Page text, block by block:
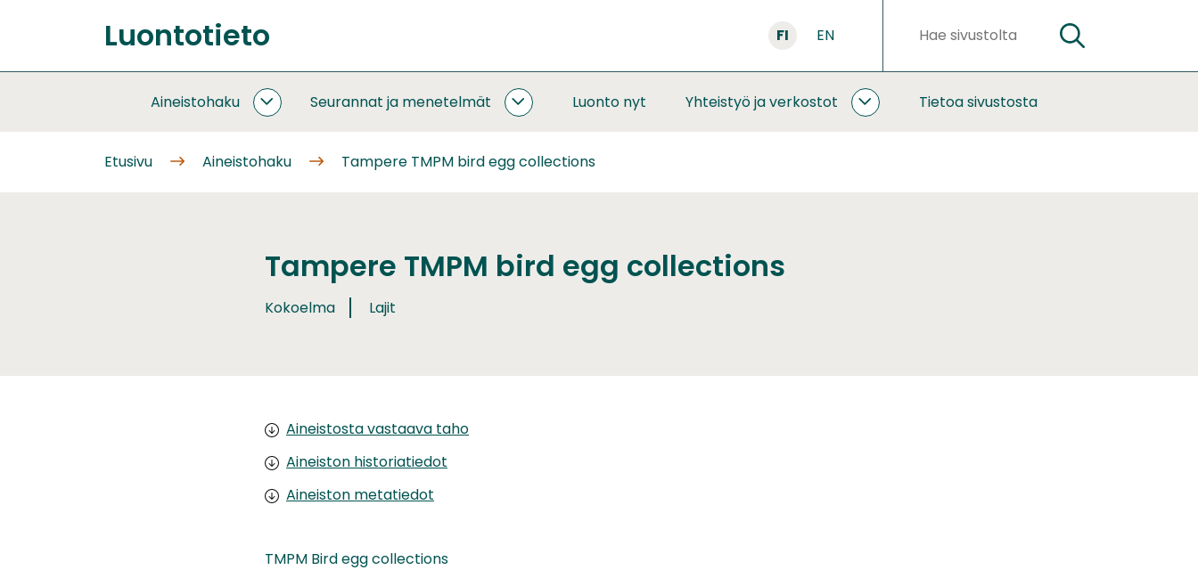
sisältöön
Etusivu
Luontotieto FI EN Hakusanat HAE
Aineistohaku
AINEISTOHAKU
Seurannat ja menetelmät
SEURANNAT
ALASIVUT
Luonto nyt Yhteistyö ja verkostot
YHTEISTYÖTietoa sivustosta
Etusivu Aineistohaku Tampere TMPM bird egg collections
Tampere TMPM bird egg collections
Kokoelma Lajit
Aineistosta vastaava taho
Aineiston historiatiedot
Aineiston metatiedot
TMPM Bird egg collections